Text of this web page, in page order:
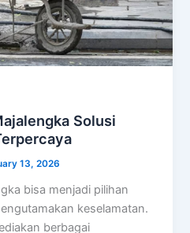
Solusi
13, 2026
bisa menjadi pilihan
keselamatan.
berbagai